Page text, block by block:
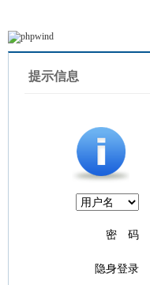
提示信息
密 码
隐身登录